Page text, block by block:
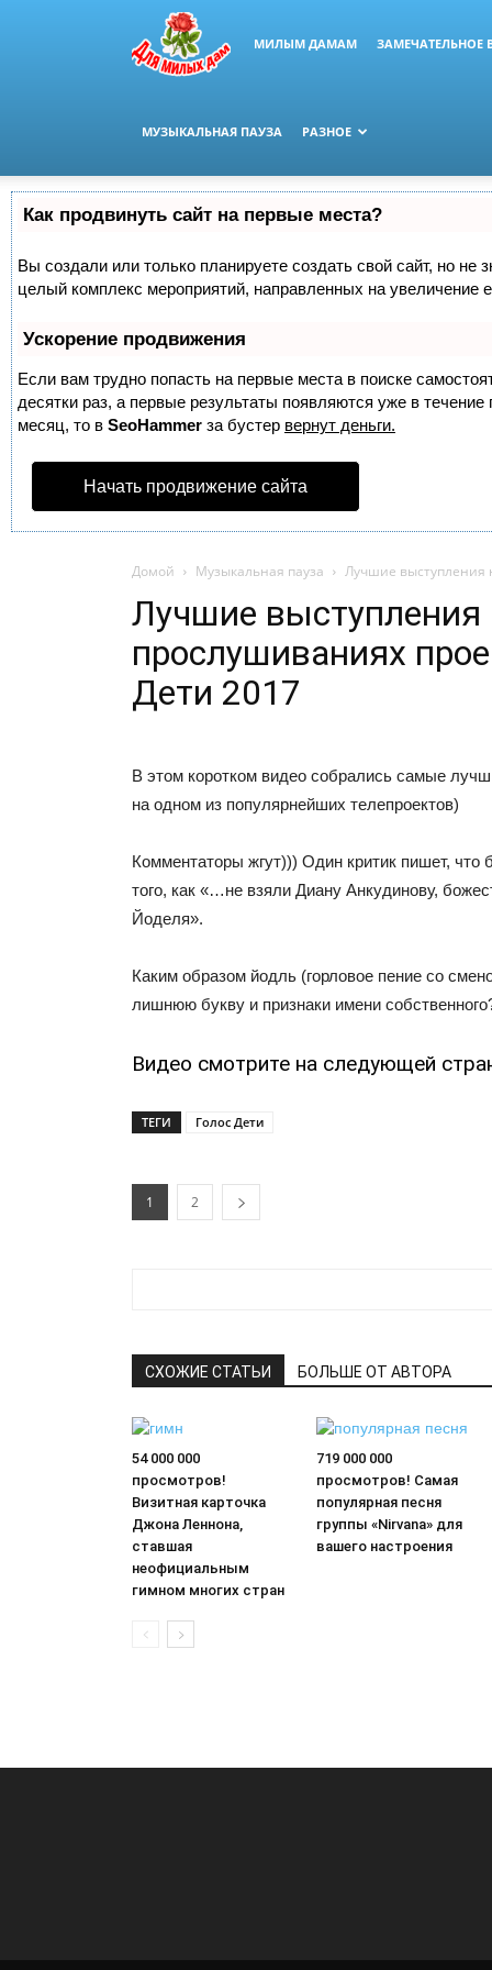
МИЛЫМ ДАМАМ ЗАМЕЧАТЕЛЬНОЕ
МУЗЫКАЛЬНАЯ ПАУЗА РАЗНОЕ
Как продвинуть сайт на первые места?
Вы создали или только планируете создать свой сайт, но не
целый комплекс мероприятий, направленных на увеличение
Ускорение продвижения
Если вам трудно попасть на первые места в поиске
десятки раз, а первые результаты появляются уже в
месяц, то в SeoHammer за бустер вернут деньги.
Начать продвижение сайта
Домой Музыкальная пауза Лучшие выступления
Лучшие выступления
прослушиваниях
Дети 2017
В этом коротком видео собрались самые
на одном из популярнейших телепроектов)
Комментаторы жгут))) Один критик пишет, что
того, как «…не взяли Диану Анкудинову,
Йоделя».
Каким образом йодль (горловое пение со
лишнюю букву и признаки имени
Видео смотрите на следующей
ТЕГИ Голос Дети
1 2
СХОЖИЕ СТАТЬИ БОЛЬШЕ ОТ АВТОРА
54 000 000
просмотров!
Визитная карточка
Джона Леннона,
ставшая
неофициальным
гимном многих стран
719 000 000
просмотров! Самая
популярная песня
группы «Nirvana» для
вашего настроения